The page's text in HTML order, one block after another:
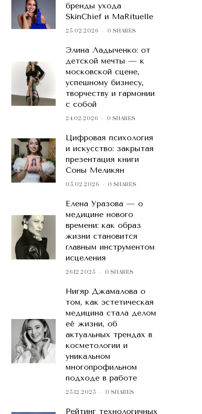
бренды ухода
SkinChief и MaRituelle
25.02.2026 0 SHARES
Элина Ладыченко: от
детской мечты — к
московской сцене,
успешному бизнесу,
творчеству и гармонии
с собой
24.02.2026 0 SHARES
Цифровая психология
и искусство: закрытая
презентация книги
Соны Меликян
05.02.2026 0 SHARES
Елена Уразова — о
медицине нового
времени: как образ
жизни становится
главным инструментом
исцеления
26.12.2025 0 SHARES
Нигяр Джамалова о
том, как эстетическая
медицина стала делом
её жизни, об
актуальных трендах в
косметологии и
уникальном
многопрофильном
подходе в работе
25.12.2025 0 SHARES
Рейтинг технологичных